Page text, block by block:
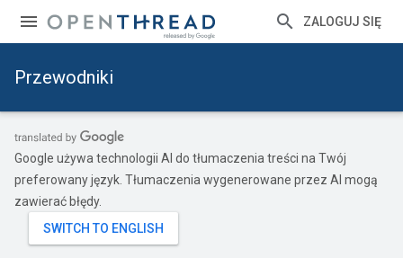
ZALOGUJ SIĘ
Przewodniki
Google używa technologii AI do tłumaczenia treści na Twój
preferowany język. Tłumaczenia wygenerowane przez AI mogą
zawierać błędy.